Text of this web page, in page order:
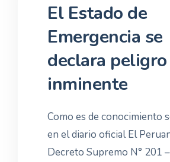
El Estado de
Emergencia se
declara peligro
inminente
Como es de conocimiento
en el diario oficial El
Decreto Supremo N° 201